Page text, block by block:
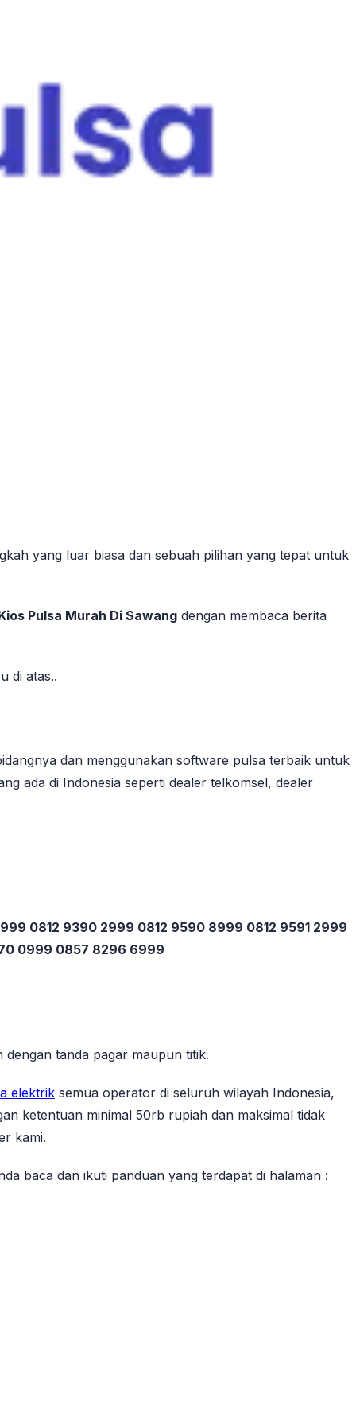
yang luar biasa dan sebuah pilihan yang tepat untuk
Pulsa Murah Di Sawang dengan membaca berita
di atas..
dan menggunakan software pulsa terbaik untuk
ada di Indonesia seperti dealer telkomsel, dealer
0812 9390 2999 0812 9590 8999 0812 9591 2999
0999 0857 8296 6999
dengan tanda pagar maupun titik.
elektrik semua operator di seluruh wilayah Indonesia,
ketentuan minimal 50rb rupiah dan maksimal tidak
kami.
baca dan ikuti panduan yang terdapat di halaman :